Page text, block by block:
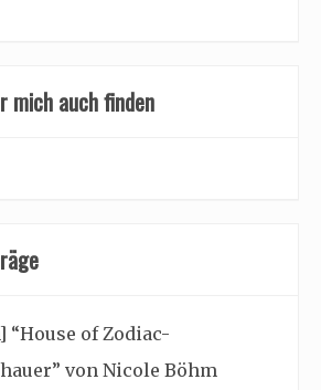
mich auch finden
“House of Zodiac-
von Nicole Böhm